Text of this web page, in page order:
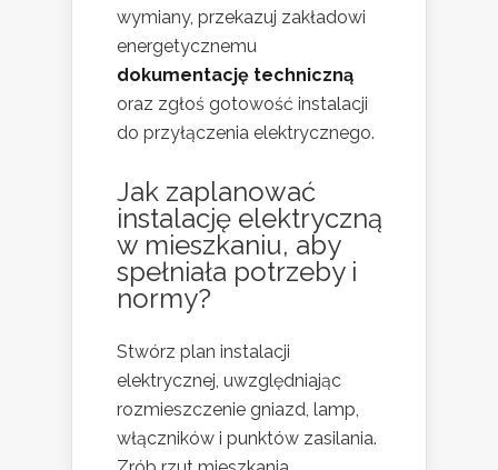
wymiany, przekazuj zakładowi
energetycznemu
dokumentację techniczną
oraz zgłoś gotowość instalacji
do przyłączenia elektrycznego.
Jak zaplanować
instalację elektryczną
w mieszkaniu, aby
spełniała potrzeby i
normy?
Stwórz plan instalacji
elektrycznej, uwzględniając
rozmieszczenie gniazd, lamp,
włączników i punktów zasilania.